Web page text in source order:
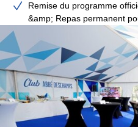
Remise du programme
&amp; Repas permanent